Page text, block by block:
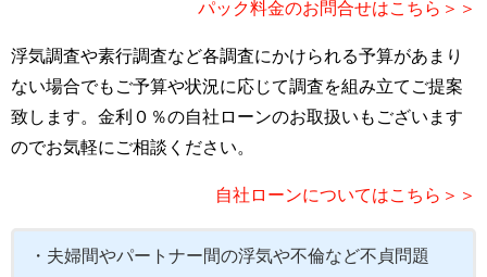
パック料金のお問合せはこちら＞＞
浮気調査や素行調査など各調査にかけられる予算があまり
ない場合でもご予算や状況に応じて調査を組み立てご提案
致します。金利０％の自社ローンのお取扱いもございます
のでお気軽にご相談ください。
自社ローンについてはこちら＞＞
・夫婦間やパートナー間の浮気や不倫など不貞問題